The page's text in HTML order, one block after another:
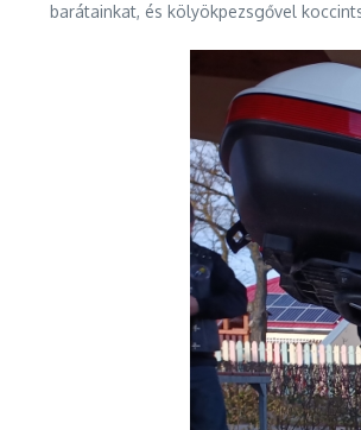
barátainkat, és kölyökpezsgővel